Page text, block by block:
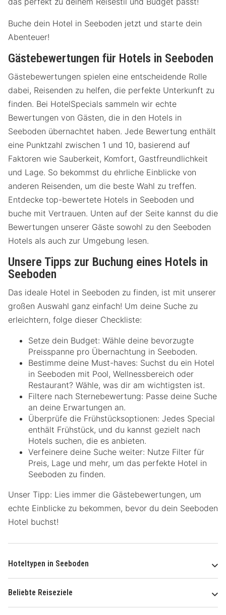
Buche dein Hotel in Seeboden jetzt und starte dein
Abenteuer!
Gästebewertungen für Hotels in Seeboden
Gästebewertungen spielen eine entscheidende Rolle
dabei, Reisenden zu helfen, die perfekte Unterkunft zu
finden. Bei HotelSpecials sammeln wir echte
Bewertungen von Gästen, die in den Hotels in
Seeboden übernachtet haben. Jede Bewertung enthält
eine Punktzahl zwischen 1 und 10, basierend auf
Faktoren wie Sauberkeit, Komfort, Gastfreundlichkeit
und Lage. So bekommst du ehrliche Einblicke von
anderen Reisenden, um die beste Wahl zu treffen.
Entdecke top-bewertete Hotels in Seeboden und
buche mit Vertrauen. Unten auf der Seite kannst du die
Bewertungen unserer Gäste sowohl zu den Seeboden
Hotels als auch zur Umgebung lesen.
Unsere Tipps zur Buchung eines Hotels in
Seeboden
Das ideale Hotel in Seeboden zu finden, ist mit unserer
großen Auswahl ganz einfach! Um deine Suche zu
erleichtern, folge dieser Checkliste:
Setze dein Budget: Wähle deine bevorzugte
Preisspanne pro Übernachtung in Seeboden.
Bestimme deine Must-haves: Suchst du ein Hotel
in Seeboden mit Pool, Wellnessbereich oder
Restaurant? Wähle, was dir am wichtigsten ist.
Filtere nach Sternebewertung: Passe deine Suche
an deine Erwartungen an.
Überprüfe die Frühstücksoptionen: Jedes Special
enthält Frühstück, und du kannst gezielt nach
Hotels suchen, die es anbieten.
Verfeinere deine Suche weiter: Nutze Filter für
Preis, Lage und mehr, um das perfekte Hotel in
Seeboden zu finden.
Unser Tipp: Lies immer die Gästebewertungen, um
echte Einblicke zu bekommen, bevor du dein Seeboden
Hotel buchst!
Hoteltypen in Seeboden
Beliebte Reiseziele